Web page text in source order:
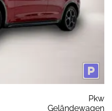
Pkw
Geländewagen